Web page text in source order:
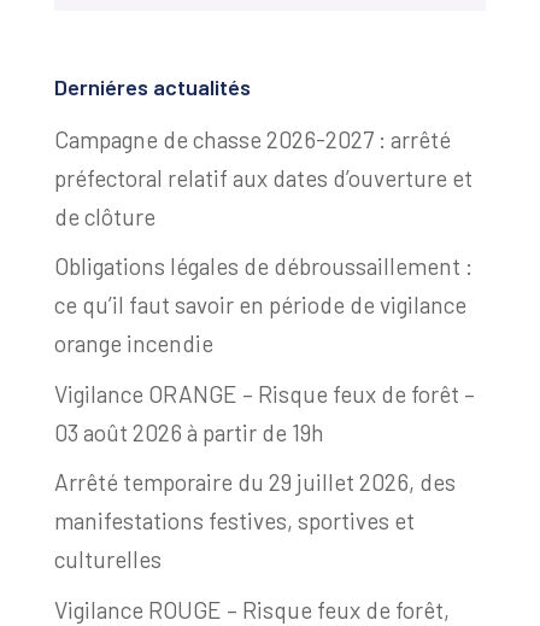
Derniéres actualités
Campagne de chasse 2026-2027 : arrêté
préfectoral relatif aux dates d’ouverture et
de clôture
Obligations légales de débroussaillement :
ce qu’il faut savoir en période de vigilance
orange incendie
Vigilance ORANGE – Risque feux de forêt –
03 août 2026 à partir de 19h
Arrêté temporaire du 29 juillet 2026, des
manifestations festives, sportives et
culturelles
Vigilance ROUGE – Risque feux de forêt,